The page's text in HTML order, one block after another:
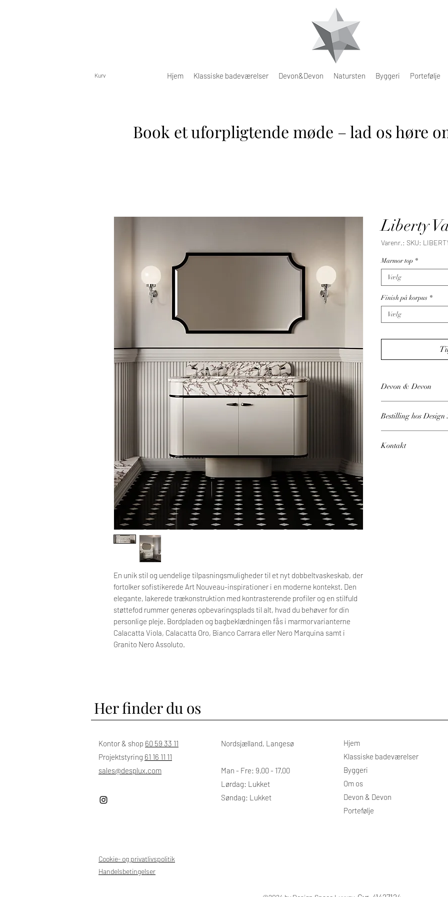
Kurv Hjem Klassiske badeværelser Devon&Devon Natursten Byggeri Portefølje
Book et uforpligtende møde – lad os høre
En unik stil og uendelige tilpasningsmuligheder til et nyt dobbeltvaskeskab, der
fortolker sofistikerede Art Nouveau-inspirationer i en moderne kontekst. Den
elegante, lakerede trækonstruktion med kontrasterende profiler og en stilfuld
støttefod rummer generøs opbevaringsplads til alt, hvad du behøver for din
personlige pleje. Bordpladen og bagbeklædningen fås i marmorvarianterne
Calacatta Viola, Calacatta Oro, Bianco Carrara eller Nero Marquina samt i
Granito Nero Assoluto.
Liberty
Varenr.: SKU:
Marmor top *
Vælg
Finish på korpus *
Vælg
Devon & Devon
Bestilling hos
forskellige
Kontakt
Her finder du os
Kontor & shop 60 59 33 11
Projektstyring 61 16 11 11
sales@desplux.com
Nordsjælland, Langesø
Man - Fre: 9.00 - 17.00
​​Lørdag: Lukket
Søndag: Lukket​
Hjem
Klassiske badeværelser
Byggeri
​Om os
Devon & Devon
Portefølje
Cookie- og privatlivspolitik
Handelsbetingelser